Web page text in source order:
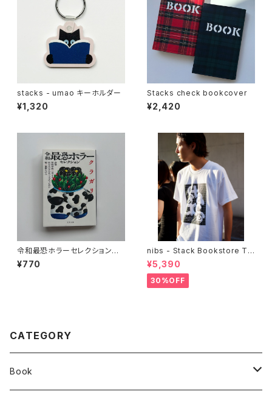
stacks - umao キーホルダー
¥1,320
Stacks check bookcover
¥2,420
令和最恐ホラーセレクション
クラガリ
¥770
nibs - Stack Bookstore Te
e
¥5,390
30%OFF
CATEGORY
Book